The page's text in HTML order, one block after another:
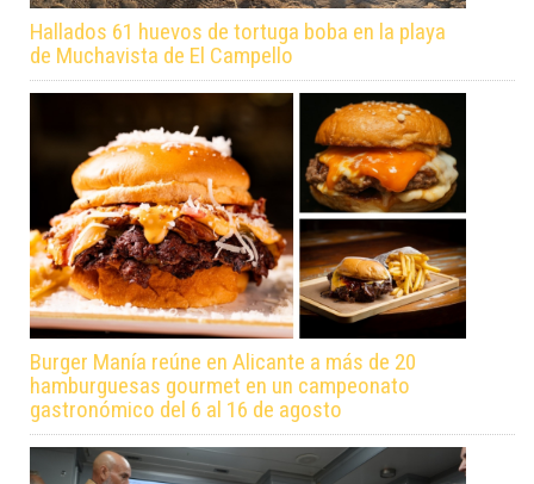
Hallados 61 huevos de tortuga boba en la playa
de Muchavista de El Campello
Burger Manía reúne en Alicante a más de 20
hamburguesas gourmet en un campeonato
gastronómico del 6 al 16 de agosto